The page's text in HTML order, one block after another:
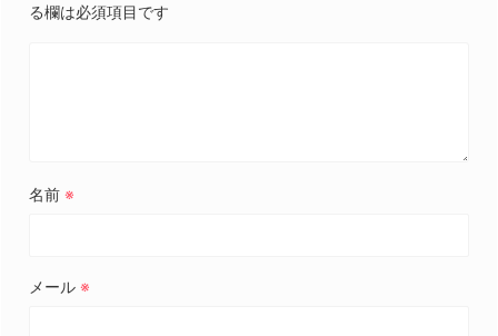
る欄は必須項目です
名前 ※
メール ※